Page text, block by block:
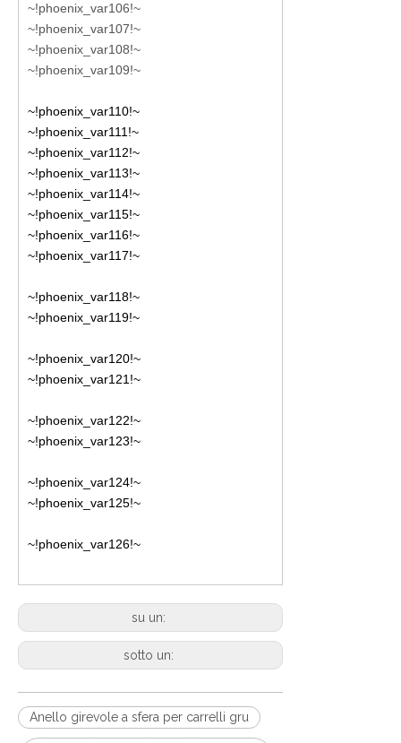
~!phoenix_var106!~
~!phoenix_var107!~
~!phoenix_var108!~
~!phoenix_var109!~
~!phoenix_var110!~
~!phoenix_var111!~
~!phoenix_var112!~
~!phoenix_var113!~
~!phoenix_var114!~
~!phoenix_var115!~
~!phoenix_var116!~
~!phoenix_var117!~
~!phoenix_var118!~
~!phoenix_var119!~
~!phoenix_var120!~
~!phoenix_var121!~
~!phoenix_var122!~
~!phoenix_var123!~
~!phoenix_var124!~
~!phoenix_var125!~
~!phoenix_var126!~
su un:
sotto un:
Anello girevole a sfera per carrelli gru